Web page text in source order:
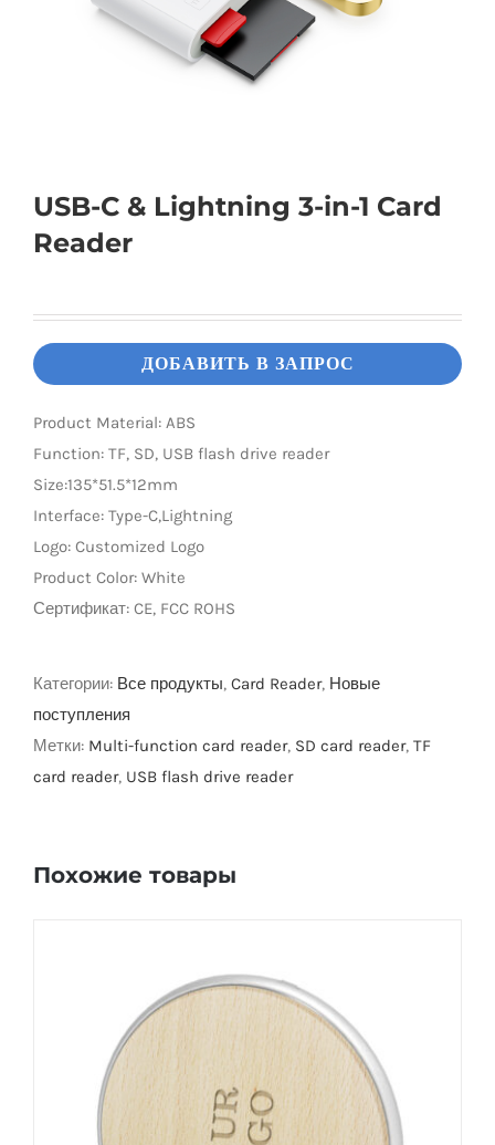
Universal Travel Adapter
Audio/Video Converter
Multi-Function Hub
Stylus Pen
Card Reader
Связаться с нами
USB-C & Lightning 3-in-1 Card
Reader
ДОБАВИТЬ В ЗАПРОС
Product Material: ABS
Function: TF, SD, USB flash drive reader
Size:135*51.5*12mm
Interface: Type-C,Lightning
Logo: Customized Logo
Product Color: White
Сертификат: CE, FCC ROHS
Категории: Все продукты, Card Reader, Новые
поступления
Метки: Multi-function card reader, SD card reader, TF
card reader, USB flash drive reader
Похожие товары